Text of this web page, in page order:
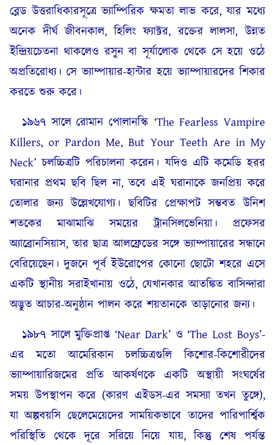
ব্লেড উত্তরাধিকারসূত্রে ভ্যাম্পিরিক ক্ষমতা লাভ করে, যার মধ্যে
অনেক দীর্ঘ জীবনকাল, হিলিং ফ্যাক্টর, রক্তের লালসা, উন্নত
ইন্দ্রিয়চেতনা থাকলেও রসুন বা সূর্যালোক থেকে সে হয়ে ওঠে
অপ্রতিরোধ্য। সে ভ্যাম্পায়ার-হান্টার হয়ে ভ্যাম্পায়ারদের শিকার
করতে শুরু করে।
১৯৬৭ সালে রোমান পোলানস্কি ‘The Fearless Vampire
Killers, or Pardon Me, But Your Teeth Are in My
Neck’ চলচ্চিত্রটি পরিচালনা করেন। যদিও এটি কমেডি হরর
ঘরানার প্রথম ছবি ছিল না, তবে এই ঘরানাকে জনপ্রিয় করে
তোলার জন্য উল্লেখযোগ্য। ছবিটির প্রেক্ষাপট সম্ভবত উনিশ
শতকের মাঝামাঝি সময়ের ট্রানসিলভেনিয়া। প্রফেসর
অ্যাব্রোনসিয়াস, তার ছাত্র আলফ্রেডের সঙ্গে ভ্যাম্পায়ারের সন্ধানে
বেরিয়েছেন। দুজনে পূর্ব ইউরোপের কোনো ছোটো শহরে এসে
একটি স্থানীয় সরাইখানায় ওঠে, যেখানকার আতঙ্কিত বাসিন্দারা
অদ্ভুত আচার-অনুষ্ঠান পালন করে শয়তানকে তাড়ানোর জন্য।
১৯৮৭ সালে মুক্তিপ্রাপ্ত ‘Near Dark’ ও ‘The Lost Boys’-
এর মতো আমেরিকান চলচ্চিত্রগুলি কিশোর-কিশোরীদের
ভ্যাম্পায়ারিজমের প্রতি আকর্ষণকে একটি অস্থায়ী সংঘর্ষের
সময় উপস্থাপন করে (কারণ এইডস-এর সমস্যা তখন তুঙ্গে),
যা অল্পবয়সি ছেলেমেয়েদের সাময়িকভাবে তাদের পারিপার্শ্বিক
পরিস্থিতি থেকে দূরে সরিয়ে নিয়ে যায়, কিন্তু শেষ পর্যন্ত